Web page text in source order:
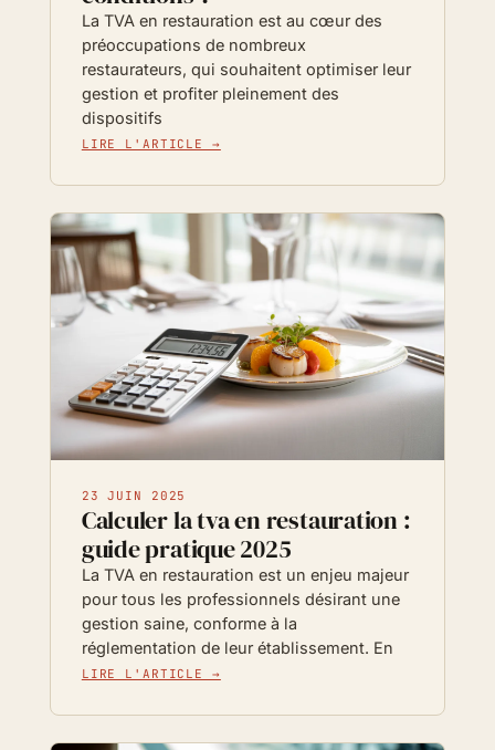
La TVA en restauration est au cœur des
préoccupations de nombreux
restaurateurs, qui souhaitent optimiser leur
gestion et profiter pleinement des
dispositifs
LIRE L'ARTICLE →
23 JUIN 2025
Calculer la tva en restauration :
guide pratique 2025
La TVA en restauration est un enjeu majeur
pour tous les professionnels désirant une
gestion saine, conforme à la
réglementation de leur établissement. En
LIRE L'ARTICLE →